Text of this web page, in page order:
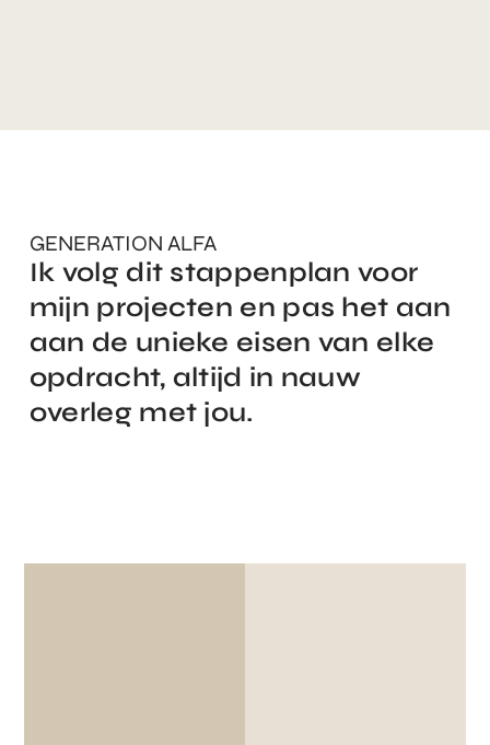
GENERATION ALFA
Ik volg dit stappenplan voor
mijn projecten en pas het aan
aan de unieke eisen van elke
opdracht, altijd in nauw
overleg met jou.